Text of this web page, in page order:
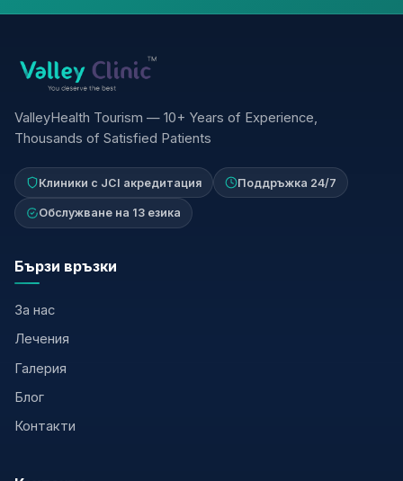
ValleyHealth Tourism — 10+ Years of Experience,
Thousands of Satisfied Patients
Клиники с JCI акредитация Поддръжка 24/7
Обслужване на 13 езика
Бързи връзки
За нас
Лечения
Галерия
Блог
Контакти